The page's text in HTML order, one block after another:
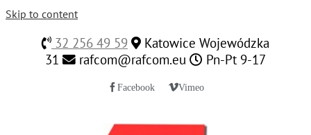
Skip to content
32 256 49 59
Katowice Wojewódzka
31
rafcom@rafcom.eu Pn-Pt 9-17
Facebook Vimeo